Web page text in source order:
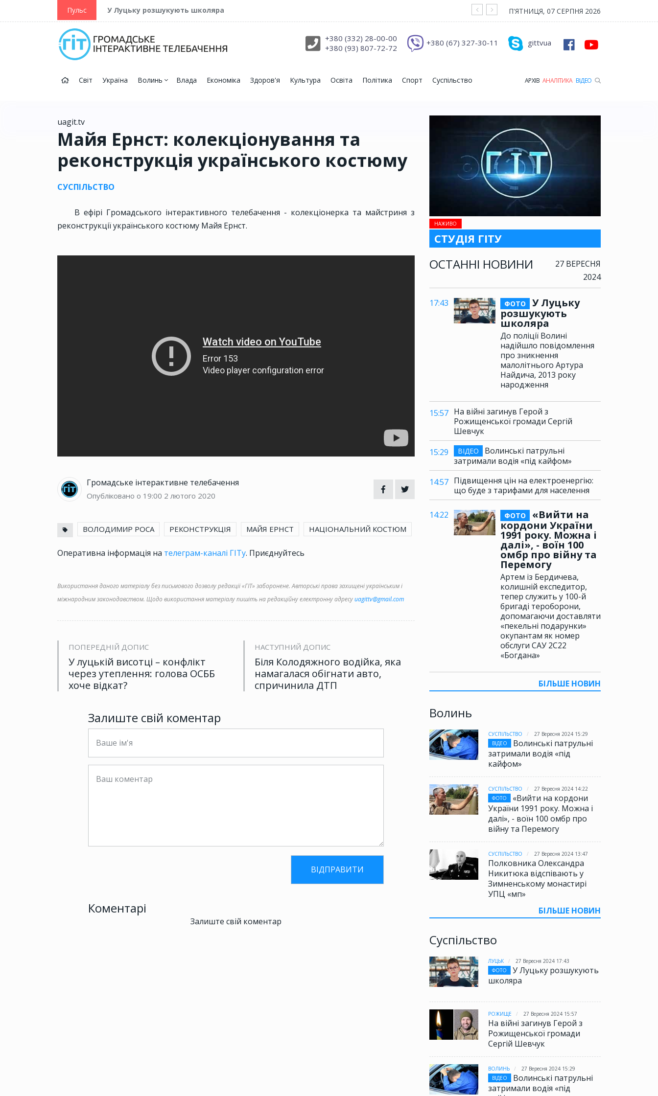
Пульс У Луцьку розшукують школяра На війні загинув Герой з Рожищенської
П'ЯТНИЦЯ, 07 СЕРПНЯ 2026
gittvua
+380 (67) 327-30-11
+380 (332) 28-00-00
+380 (93) 807-72-72
Світ Україна Волинь Влада Економіка Здоров'я Культура Освіта Політика Спорт Суспільство АРХІВ АНАЛІТИКА ВІДЕО
НАЖИВО
СТУДІЯ ГІТУ
ОСТАННІ НОВИНИ
27 ВЕРЕСНЯ
2024
17:43 ФОТО
У Луцьку
розшукують
школяра
До поліції Волині
надійшло повідомлення
про зникнення
малолітнього Артура
Найдича, 2013 року
народження
15:57 На війні загинув Герой з
Рожищенської громади Сергій
Шевчук
15:29
ВІДЕО
Волинські патрульні
затримали водія «під кайфом»
14:57 Підвищення цін на електроенергію:
що буде з тарифами для населення
14:22 ФОТО
«Вийти на
кордони України
1991 року. Можна і
далі», - воїн 100
омбр про війну та
Перемогу
Артем із Бердичева,
колишній експедитор,
тепер служить у 100-й
бригаді тероборони,
допомагаючи доставляти
«пекельні подарунки»
окупантам як номер
обслуги САУ 2С22
«Богдана»
БІЛЬШЕ НОВИН
Волинь
СУСПІЛЬСТВО
27 Вересня 2024 15:29
ВІДЕО
Волинські патрульні
затримали водія «під
кайфом»
СУСПІЛЬСТВО
27 Вересня 2024 14:22
ФОТО
«Вийти на кордони
України 1991 року. Можна і
далі», - воїн 100 омбр про
війну та Перемогу
СУСПІЛЬСТВО 27 Вересня 2024 13:47
Полковника Олександра
Никитюка відспівають у
Зимненському монастирі
УПЦ «мп»
БІЛЬШЕ НОВИН
Суспільство
ЛУЦЬК
27 Вересня 2024 17:43
ФОТО
У Луцьку розшукують
школяра
РОЖИЩЕ 27 Вересня 2024 15:57
На війні загинув Герой з
Рожищенської громади
Сергій Шевчук
ВОЛИНЬ
27 Вересня 2024 15:29
ВІДЕО
Волинські патрульні
затримали водія «під
uagit.tv
Майя Ернст: колекціонування та
реконструкція українського костюму
СУСПІЛЬСТВО
В ефірі Громадського інтерактивного телебачення - колекціонерка та майстриня з
реконструкції українського костюму Майя Ернст.
Громадське інтерактивне телебачення
Опубліковано о 19:00 2 лютого 2020
ВОЛОДИМИР РОСА РЕКОНСТРУКЦІЯ МАЙЯ ЕРНСТ НАЦІОНАЛЬНИЙ КОСТЮМ
Оперативна інформація на телеграм-каналі ГІТу. Приєднуйтесь
Використання даного матеріалу без письмового дозволу редакції «ГІТ» заборонене. Авторські права захищені українським і
міжнародним законодавством. Щодо використання матеріалу пишіть на редакційну електронну адресуuagittv@gmail.com
ПОПЕРЕДНІЙ ДОПИС
У луцькій висотці – конфлікт
через утеплення: голова ОСББ
хоче відкат?
НАСТУПНИЙ ДОПИС
Біля Колодяжного водійка, яка
намагалася обігнати авто,
спричинила ДТП
Залиште свій коментар
Коментарі
Залиште свій коментар